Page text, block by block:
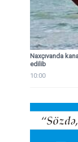
Naxçıvanda
edilib
10:00